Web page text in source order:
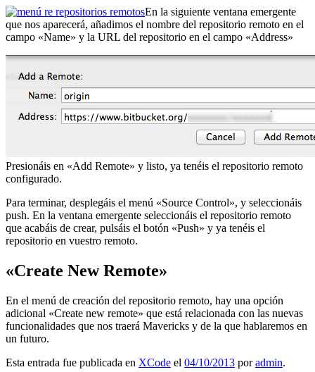
En la siguiente ventana emergente
que nos aparecerá, añadimos el nombre del repositorio remoto en el
campo «Name» y la URL del repositorio en el campo «Address»
Presionáis en «Add Remote» y listo, ya tenéis el repositorio remoto
configurado.
Para terminar, desplegáis el menú «Source Control», y seleccionáis
push. En la ventana emergente seleccionáis el repositorio remoto
que acabáis de crear, pulsáis el botón «Push» y ya tenéis el
repositorio en vuestro remoto.
«Create New Remote»
En el menú de creación del repositorio remoto, hay una opción
adicional «Create new remote» que está relacionada con las nuevas
funcionalidades que nos traerá Mavericks y de la que hablaremos en
un futuro.
Esta entrada fue publicada en XCode el 04/10/2013 poradmin.